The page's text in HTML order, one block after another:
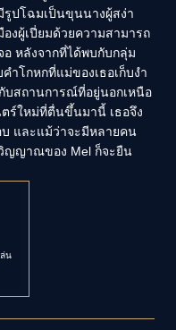
ปโฉมเป็นขุนนางผู้สง่า
งผู้เปี่ยมด้วยความสามารถ
หลังจากที่ได้พบกับกลุ่ม
โกหกที่แม่ของเธอเก็บงำ
บสถานการณ์ที่อยู่นอกเหนือ
ร์ใหม่ที่ตื่นขึ้นมานี้ เธอจึง
บ และแม้ว่าจะมีหลายคน
ญญาณของ Mel ก็จะยืน
น